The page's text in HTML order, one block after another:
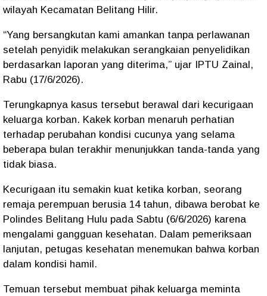
wilayah Kecamatan Belitang Hilir.
“Yang bersangkutan kami amankan tanpa perlawanan
setelah penyidik melakukan serangkaian penyelidikan
berdasarkan laporan yang diterima,” ujar IPTU Zainal,
Rabu (17/6/2026).
Terungkapnya kasus tersebut berawal dari kecurigaan
keluarga korban. Kakek korban menaruh perhatian
terhadap perubahan kondisi cucunya yang selama
beberapa bulan terakhir menunjukkan tanda-tanda yang
tidak biasa.
Kecurigaan itu semakin kuat ketika korban, seorang
remaja perempuan berusia 14 tahun, dibawa berobat ke
Polindes Belitang Hulu pada Sabtu (6/6/2026) karena
mengalami gangguan kesehatan. Dalam pemeriksaan
lanjutan, petugas kesehatan menemukan bahwa korban
dalam kondisi hamil.
Temuan tersebut membuat pihak keluarga meminta